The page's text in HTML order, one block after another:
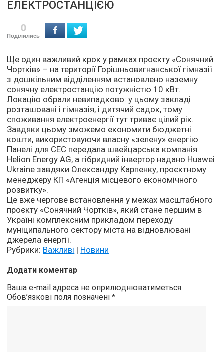
ЕЛЕКТРОСТАНЦІЄЮ
0
Поділились
Ще один важливий крок у рамках проєкту «Сонячний
Чортків» – на території Горішньовигнанської гімназії
з дошкільним відділенням встановлено наземну
сонячну електростанцію потужністю 10 кВт.
Локацію обрали невипадково: у цьому закладі
розташовані і гімназія, і дитячий садок, тому
споживання електроенергії тут триває цілий рік.
Завдяки цьому зможемо економити бюджетні
кошти, використовуючи власну «зелену» енергію.
Панелі для СЕС передала швейцарська компанія
Helion Energy AG, а гібридний інвертор надано Huawei
Ukraine завдяки Олександру Карпенку, проєктному
менеджеру КП «Агенція місцевого економічного
розвитку».
Це вже чергове встановлення у межах масштабного
проєкту «Сонячний Чортків», який стане першим в
Україні комплексним прикладом переходу
муніципального сектору міста на відновлювані
джерела енергії.
Рубрики: Важливі | Новини
Додати коментар
Ваша e-mail адреса не оприлюднюватиметься.
Обов’язкові поля позначені*